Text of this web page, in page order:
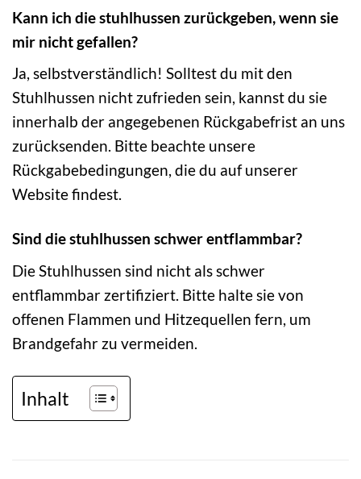
Kann ich die stuhlhussen zurückgeben, wenn sie
mir nicht gefallen?
Ja, selbstverständlich! Solltest du mit den
Stuhlhussen nicht zufrieden sein, kannst du sie
innerhalb der angegebenen Rückgabefrist an uns
zurücksenden. Bitte beachte unsere
Rückgabebedingungen, die du auf unserer
Website findest.
Sind die stuhlhussen schwer entflammbar?
Die Stuhlhussen sind nicht als schwer
entflammbar zertifiziert. Bitte halte sie von
offenen Flammen und Hitzequellen fern, um
Brandgefahr zu vermeiden.
Inhalt